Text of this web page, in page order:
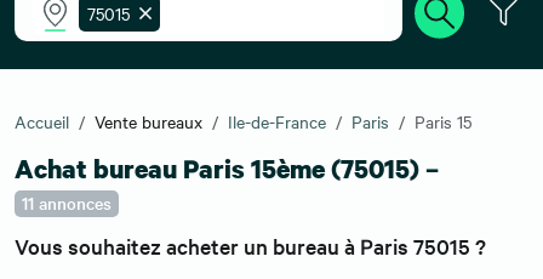
75015
Accueil Vente bureaux Ile-de-France Paris Paris 15
Achat bureau Paris 15ème (75015) –
11 annonces
Vous souhaitez acheter un bureau à Paris 75015 ?